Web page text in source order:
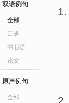
双语例句
全部
口语
书面语
论文
原声例句
全部